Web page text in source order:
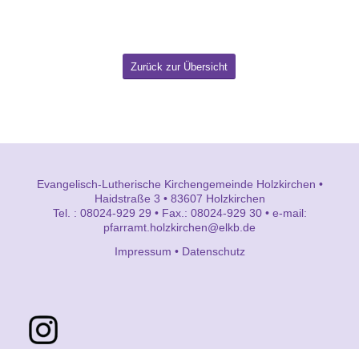
Zurück zur Übersicht
Evangelisch-Lutherische Kirchengemeinde Holzkirchen •
Haidstraße 3 • 83607 Holzkirchen
Tel. : 08024-929 29 • Fax.: 08024-929 30 • e-mail:
pfarramt.holzkirchen@elkb.de
Impressum • Datenschutz